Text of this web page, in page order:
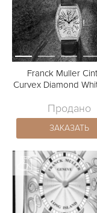
Franck Muller
Curvex Diamond
Продано
ЗАКАЗАТЬ